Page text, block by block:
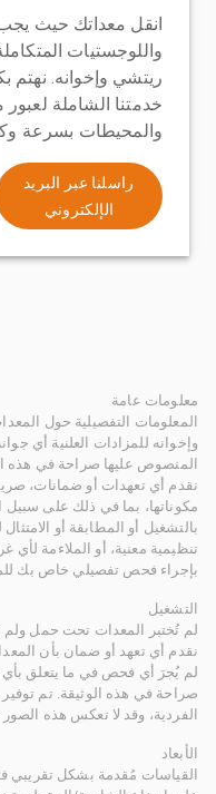
انقل معداتك حيث
واللوجستيات
ريتشي وإخوانه.
خدمتنا الشاملة
والمحيطات بسرعة
راسلنا عبر البريد
الإلكتروني
معلومات عامة
المعلومات التفصيلية حول
وإخوانه للمزادات العلنية أي
المنصوص عليها صراحة في هذه
نقدم أي تعهدات أو ضمانات،
مكوناتها، بما في ذلك على سبيل
بالتشغيل أو المطابقة أو
تنظيمية معنية، أو الملاءمة
بإجراء فحص تفصيلي خاص بك
التشغيل
لم تُختبر المعدات تحت حمل
نقدم أي تعهد أو ضمان بأن
لم يُجرَ أي فحص في ما يتعلق
صراحة في هذه الوثيقة. تم
الفردية، وقد لا تعكس هذه
الأبعاد
القياسات مُقدمة بشكل تقريبي